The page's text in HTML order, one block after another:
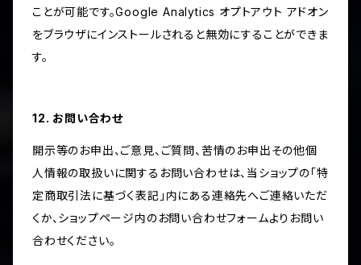
ことが可能です。Google Analytics オプトアウト アドオン
をブラウザにインストールされると無効にすることができま
す。
12. お問い合わせ
開示等のお申出、ご意見、ご質問、苦情のお申出その他個
人情報の取扱いに関するお問い合わせは、当ショップの「特
定商取引法に基づく表記」内にある連絡先へご連絡いただ
くか、ショップページ内のお問い合わせフォームよりお問い
合わせください。